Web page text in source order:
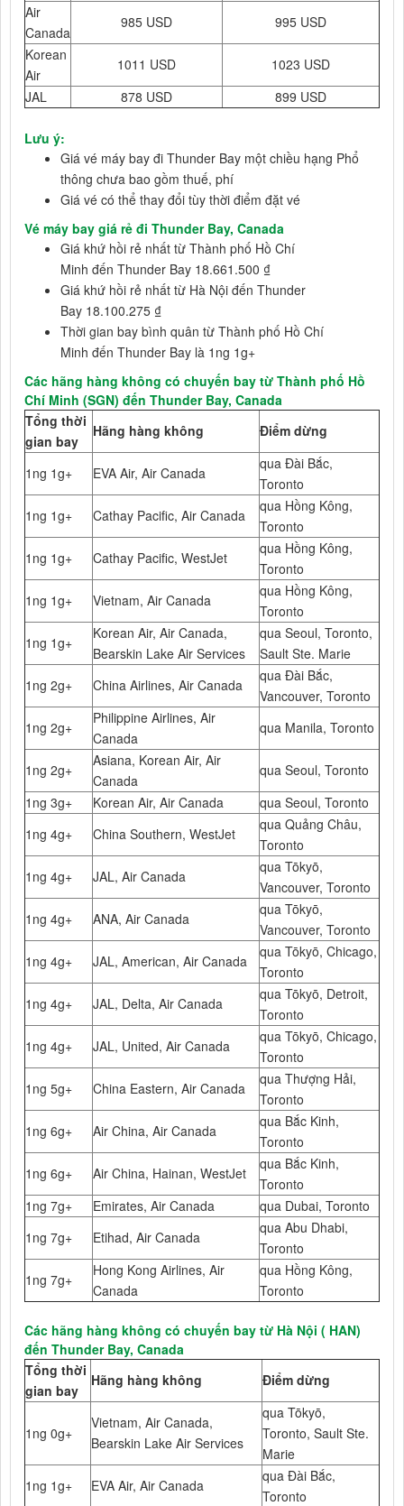
Air
Canada
985 USD
995 USD
Korean
Air
1011 USD
1023 USD
JAL
878 USD 899 USD
Lưu ý:
Giá vé máy bay đi Thunder Bay một chiều hạng Phổ
thông chưa bao gồm thuế, phí
Giá vé có thể thay đổi tùy thời điểm đặt vé
Vé máy bay giá rẻ đi Thunder Bay, Canada
Giá khứ hồi rẻ nhất từ Thành phố Hồ Chí
Minh đến Thunder Bay 18.661.500 ₫
Giá khứ hồi rẻ nhất từ Hà Nội đến Thunder
Bay 18.100.275 ₫
Thời gian bay bình quân từ Thành phố Hồ Chí
Minh đến Thunder Bay là 1ng 1g+
Các hãng hàng không có chuyến bay từ Thành phố Hồ
Chí Minh (SGN) đến Thunder Bay, Canada
Tổng thời
gian bay
Hãng hàng không Điểm dừng
1ng 1g+ EVA Air, Air Canada
qua Đài Bắc,
Toronto
1ng 1g+
Cathay Pacific, Air Canada
qua Hồng Kông,
Toronto
1ng 1g+
Cathay Pacific, WestJet
qua Hồng Kông,
Toronto
1ng 1g+
Vietnam, Air Canada
qua Hồng Kông,
Toronto
1ng 1g+
Korean Air, Air Canada,
Bearskin Lake Air Services
qua Seoul, Toronto,
Sault Ste. Marie
1ng 2g+
China Airlines, Air Canada
qua Đài Bắc,
Vancouver, Toronto
1ng 2g+
Philippine Airlines, Air
Canada
qua Manila, Toronto
1ng 2g+
Asiana, Korean Air, Air
Canada
qua Seoul, Toronto
1ng 3g+
Korean Air, Air Canada
qua Seoul, Toronto
1ng 4g+
China Southern, WestJet
qua Quảng Châu,
Toronto
1ng 4g+
JAL, Air Canada
qua Tōkyō,
Vancouver, Toronto
1ng 4g+
ANA, Air Canada
qua Tōkyō,
Vancouver, Toronto
1ng 4g+
JAL, American, Air Canada
qua Tōkyō, Chicago,
Toronto
1ng 4g+
JAL, Delta, Air Canada
qua Tōkyō, Detroit,
Toronto
1ng 4g+
JAL, United, Air Canada
qua Tōkyō, Chicago,
Toronto
1ng 5g+
China Eastern, Air Canada
qua Thượng Hải,
Toronto
1ng 6g+
Air China, Air Canada
qua Bắc Kinh,
Toronto
1ng 6g+
Air China, Hainan, WestJet
qua Bắc Kinh,
Toronto
1ng 7g+
Emirates, Air Canada
qua Dubai, Toronto
1ng 7g+
Etihad, Air Canada
qua Abu Dhabi,
Toronto
1ng 7g+
Hong Kong Airlines, Air
Canada
qua Hồng Kông,
Toronto
Các hãng hàng không có chuyến bay từ Hà Nội ( HAN)
đến Thunder Bay, Canada
Tổng thời
gian bay
Hãng hàng không Điểm dừng
1ng 0g+
Vietnam, Air Canada,
Bearskin Lake Air Services
qua Tōkyō,
Toronto, Sault Ste.
Marie
1ng 1g+
EVA Air, Air Canada
qua Đài Bắc,
Toronto